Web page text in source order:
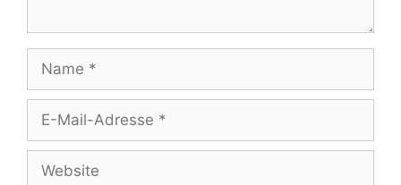
Mail-
Adresse